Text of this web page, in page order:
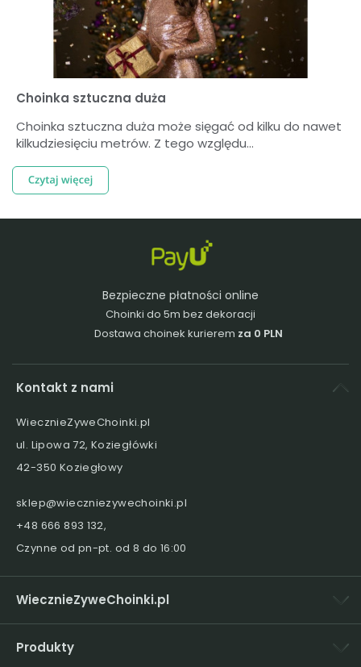
Choinka sztuczna duża
Choinka sztuczna duża może sięgać od kilku do nawet
kilkudziesięciu metrów. Z tego względu...
Bezpieczne płatności online
Choinki do 5m bez dekoracji
Dostawa choinek kurierem za 0 PLN
WiecznieZyweChoinki.pl
Produkty
Kontakt z nami
WiecznieZyweChoinki.pl
ul. Lipowa 72, Koziegłówki
42-350 Koziegłowy
sklep@wieczniezywechoinki.pl
+48 666 893 132,
Czynne od pn-pt. od 8 do 16:00